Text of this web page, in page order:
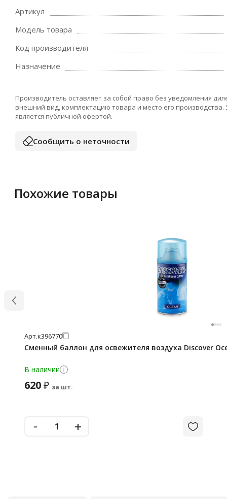
Артикул
Модель товара
Код производителя
Назначение
Производитель оставляет за собой право без уведомления
внешний вид, комплектацию товара и место его
является публичной офертой.
Сообщить о неточности
Похожие товары
Арт.к396770
Сменный баллон для освежителя воздуха Discover
В наличии
620₽ за шт.
- +